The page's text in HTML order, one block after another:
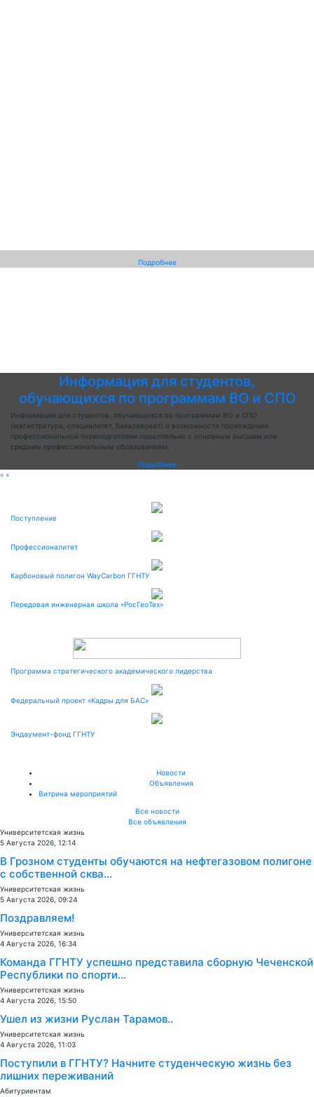
Подробнее
Информация для студентов,
обучающихся по программам ВО и СПО
Информация для студентов, обучающихся по программам ВО и СПО
(магистратура, специалитет, бакалавриат) о возможности прохождения
профессиональной переподготовки параллельно с основным высшим или
средним профессиональным образованием.
Подробнее
« »
Поступление
Профессионалитет
Карбоновый полигон WayCarbon ГГНТУ
Передовая инженерная школа «РосГеоТех»
Программа стратегического академического лидерства
Федеральный проект «Кадры для БАС»
Эндаумент-фонд ГГНТУ
Новости
Объявления
Витрина мероприятий
Все новости
Все объявления
Университетская жизнь
5 Августа 2026, 12:14
В Грозном студенты обучаются на нефтегазовом полигоне
с собственной сква...
Университетская жизнь
5 Августа 2026, 09:24
Поздравляем!
Университетская жизнь
4 Августа 2026, 16:34
Команда ГГНТУ успешно представила сборную Чеченской
Республики по спорти...
Университетская жизнь
4 Августа 2026, 15:50
Ушел из жизни Руслан Тарамов..
Университетская жизнь
4 Августа 2026, 11:03
Поступили в ГГНТУ? Начните студенческую жизнь без
лишних переживаний
Абитуриентам